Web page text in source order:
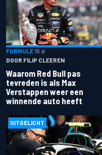
FORMULE 15 d
DOOR FILIP CLEEREN
Waarom Red Bull pas
tevreden is als Max
Verstappen weer een
winnende auto heeft
UITGELICHT